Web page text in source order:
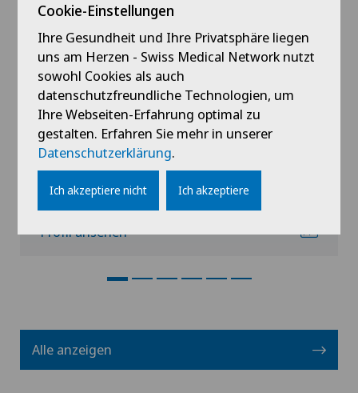
Rosenklinik Rapperswil
Martina Lindenmann
Spezialisierung
Physiotherapie,
GLA:D® Programm
Profil ansehen
Alle anzeigen
Cookie-Einstellungen
Ihre Gesundheit und Ihre Privatsphäre liegen
uns am Herzen - Swiss Medical Network nutzt
sowohl Cookies als auch
datenschutzfreundliche Technologien, um
Ihre Webseiten-Erfahrung optimal zu
gestalten. Erfahren Sie mehr in unserer
Datenschutzerklärung.
Ich akzeptiere nicht Ich akzeptiere